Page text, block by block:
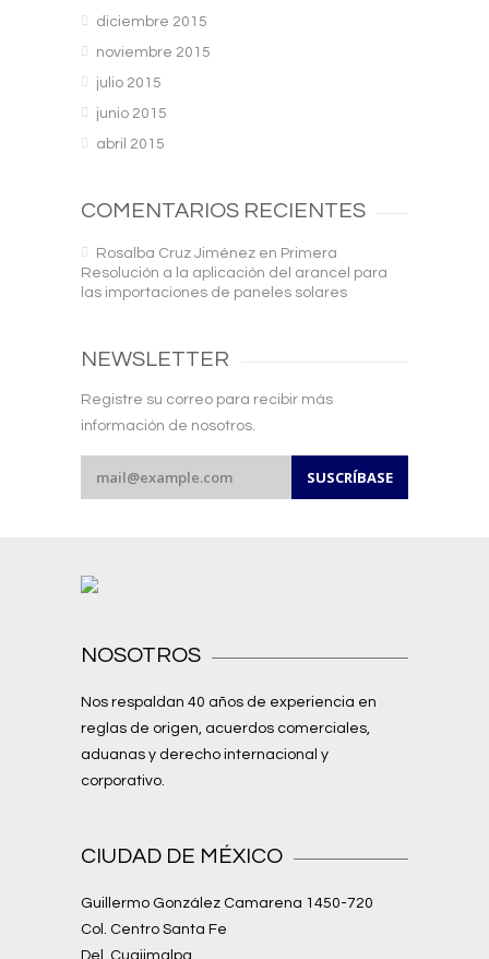
diciembre 2015
noviembre 2015
julio 2015
junio 2015
abril 2015
COMENTARIOS RECIENTES
Rosalba Cruz Jiménez en Primera
Resolución a la aplicación del arancel para
las importaciones de paneles solares
NEWSLETTER
Registre su correo para recibir más
información de nosotros.
NOSOTROS
Nos respaldan 40 años de experiencia en
reglas de origen, acuerdos comerciales,
aduanas y derecho internacional y
corporativo.
CIUDAD DE MÉXICO
Guillermo González Camarena 1450-720
Col. Centro Santa Fe
Del. Cuajimalpa